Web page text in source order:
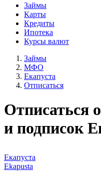
Займы
Карты
Кредиты
Ипотека
Курсы валют
Займы
МФО
Екапуста
Отписаться
Отписаться
и подписок
Екапуста
Ekapusta